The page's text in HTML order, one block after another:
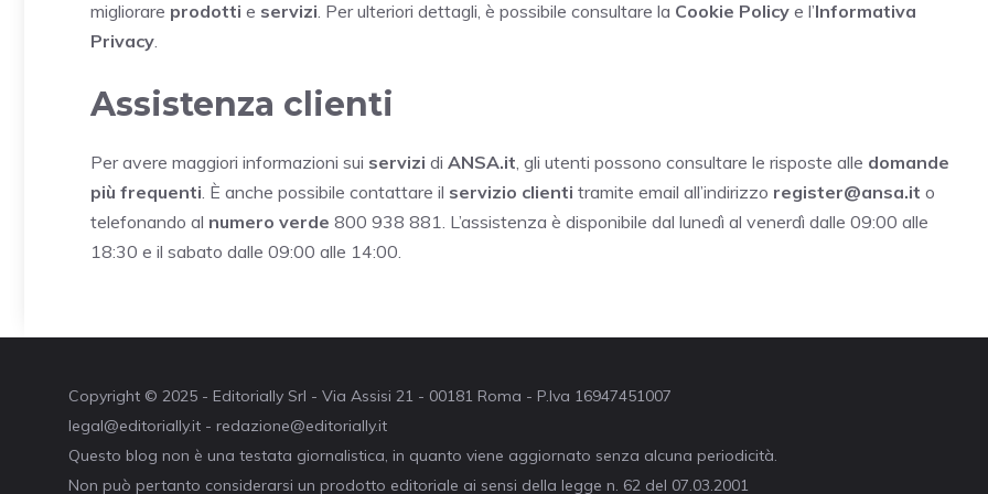
migliorare prodotti e servizi. Per ulteriori dettagli, è possibile consultare la Cookie Policy e l’Informativa
Privacy.
Assistenza clienti
Per avere maggiori informazioni sui servizi di ANSA.it, gli utenti possono consultare le risposte alle domande
più frequenti. È anche possibile contattare il servizio clienti tramite email all’indirizzo register@ansa.it o
telefonando al numero verde 800 938 881. L’assistenza è disponibile dal lunedì al venerdì dalle 09:00 alle
18:30 e il sabato dalle 09:00 alle 14:00.
Copyright © 2025 - Editorially Srl - Via Assisi 21 - 00181 Roma - P.Iva 16947451007
legal@editorially.it - redazione@editorially.it
Questo blog non è una testata giornalistica, in quanto viene aggiornato senza alcuna periodicità.
Non può pertanto considerarsi un prodotto editoriale ai sensi della legge n. 62 del 07.03.2001